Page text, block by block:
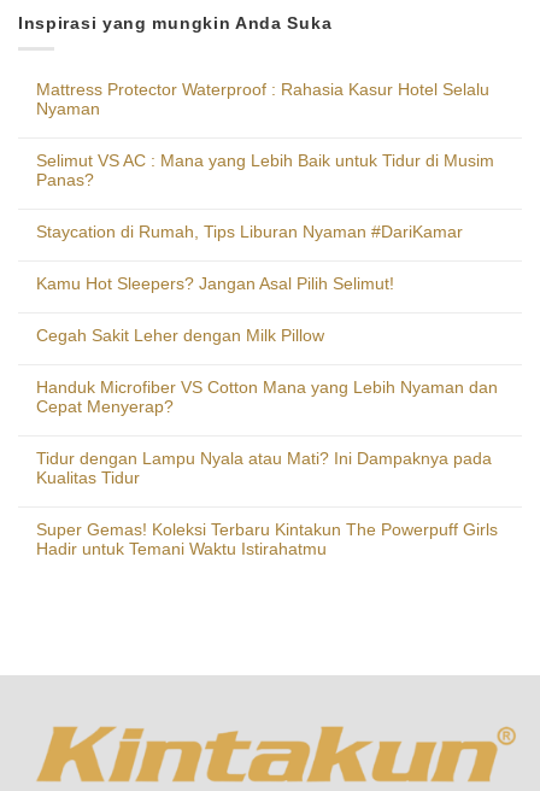
Inspirasi yang mungkin Anda Suka
Mattress Protector Waterproof : Rahasia Kasur Hotel Selalu
Nyaman
Selimut VS AC : Mana yang Lebih Baik untuk Tidur di Musim
Panas?
Staycation di Rumah, Tips Liburan Nyaman #DariKamar
Kamu Hot Sleepers? Jangan Asal Pilih Selimut!
Cegah Sakit Leher dengan Milk Pillow
Handuk Microfiber VS Cotton Mana yang Lebih Nyaman dan
Cepat Menyerap?
Tidur dengan Lampu Nyala atau Mati? Ini Dampaknya pada
Kualitas Tidur
Super Gemas! Koleksi Terbaru Kintakun The Powerpuff Girls
Hadir untuk Temani Waktu Istirahatmu